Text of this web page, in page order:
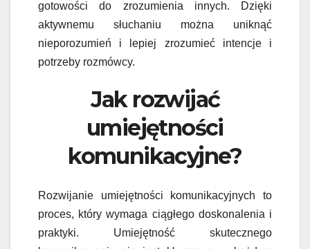
gotowości do zrozumienia innych. Dzięki
aktywnemu słuchaniu można uniknąć
nieporozumień i lepiej zrozumieć intencje i
potrzeby rozmówcy.
Jak rozwijać
umiejętności
komunikacyjne?
Rozwijanie umiejętności komunikacyjnych to
proces, który wymaga ciągłego doskonalenia i
praktyki. Umiejętność skutecznego